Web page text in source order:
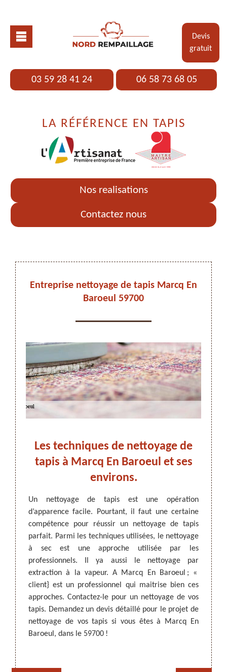
Devis
gratuit
03 59 28 41 24 06 58 73 68 05
LA RÉFÉRENCE EN TAPIS
Nos realisations
Contactez nous
ARTISAN DEZITTER, REMPAILLAGE -
CANNAGE - RECOLLAGE, 59 NORD
Cannage fauteuil, chaises
Entreprise nettoyage de tapis Marcq En
Baroeul 59700
le
qui
de
plus
devis
du
vous
Les techniques de nettoyage de
tapis à Marcq En Baroeul et ses
environs.
Un nettoyage de tapis est une opération
d’apparence facile. Pourtant, il faut une certaine
compétence pour réussir un nettoyage de tapis
parfait. Parmi les techniques utilisées, le nettoyage
à sec est une approche utilisée par les
professionnels. Il ya aussi le nettoyage par
extraction à la vapeur. A Marcq En Baroeul ; «
client} est un professionnel qui maitrise bien ces
approches. Contactez-le pour un nettoyage de vos
tapis. Demandez un devis détaillé pour le projet de
nettoyage de vos tapis si vous êtes à Marcq En
Baroeul, dans le 59700 !
vous
cette
Il a
Les
ses